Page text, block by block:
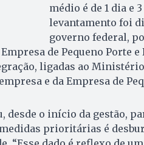
médio é de 1 dia e
levantamento foi
governo federal,
de Pequeno Porte
ligadas ao
e da Empresa de
desde o início da gestão,
prioritárias é